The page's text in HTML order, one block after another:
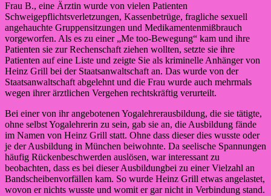
Frau B., eine Ärztin wurde von vielen Patienten
Schweigepflichtsverletzungen, Kassenbetrüge, fragliche sexuell
angehauchte Gruppensitzungen und Medikamentenmißbrauch
vorgeworfen. Als es zu einer „Me too-Bewegung“ kam und ihre
Patienten sie zur Rechenschaft ziehen wollten, setzte sie ihre
Patienten auf eine Liste und zeigte Sie als kriminelle Anhänger von
Heinz Grill bei der Staatsanwaltschaft an. Das wurde von der
Staatsanwaltschaft abgelehnt und die Frau wurde auch mehrmals
wegen ihrer ärztlichen Vergehen rechtskräftig verurteilt.
Bei einer von ihr angebotenen Yogalehrerausbildung, die sie tätigte,
ohne selbst Yogalehrerin zu sein, gab sie an, die Ausbildung fände
im Namen von Heinz Grill statt. Ohne dass dieser dies wusste oder
je der Ausbildung in München beiwohnte. Da seelische Spannungen
häufig Rückenbeschwerden auslösen, war interessant zu
beobachten, dass es bei dieser Ausbildungbei zu einer Vielzahl an
Bandscheibenvorfällen kam. So wurde Heinz Grill etwas angelastet,
wovon er nichts wusste und womit er gar nicht in Verbindung stand.